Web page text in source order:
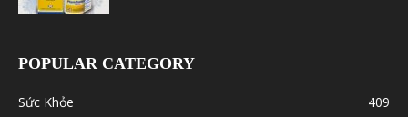
POPULAR CATEGORY
Sức Khỏe
409